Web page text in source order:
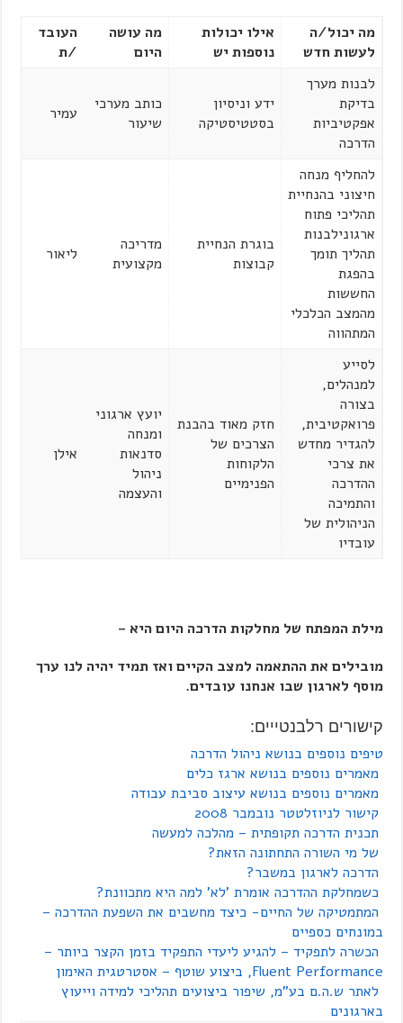
מה יכול/ה
לעשות חדש
אילו יכולות
נוספות יש
מה עושה
היום
העובד
/ת
לבנות מערך
בדיקת
אפקטיביות
הדרכה
ידע וניסיון
בסטטיסטיקה
כותב מערכי
שיעור
עמיר
להחליף מנחה
חיצוני בהנחיית
תהליכי פתוח
ארגונילבנות
תהליך תומך
בהפגת
החששות
מהמצב הכלכלי
המתהווה
בוגרת הנחיית
קבוצות
מדריכה
מקצועית
ליאור
לסייע
למנהלים,
בצורה
פרואקטיבית,
להגדיר מחדש
את צרכי
ההדרכה
והתמיכה
הניהולית של
עובדיו
חזק מאוד בהבנת
הצרכים של
הלקוחות
הפנימיים
יועץ ארגוני
ומנחה
סדנאות
ניהול
והעצמה
אילן
מילת המפתח של מחלקות הדרכה היום היא –
מובילים את ההתאמה למצב הקיים ואז תמיד יהיה לנו ערך
מוסף לארגון שבו אנחנו עובדים.
קישורים רלבנטייים:
טיפים נוספים בנושא ניהול הדרכה
מאמרים נוספים בנושא ארגז כלים
מאמרים נוספים בנושא עיצוב סביבת עבודה
קישור לניוזלטטר נובמבר 2008
תכנית הדרכה תקופתית – מהלכה למעשה
של מי השורה התחתונה הזאת?
הדרכה לארגון במשבר?
כשמחלקת ההדרכה אומרת 'לא' למה היא מתכוונת?
המתמטיקה של החיים- כיצד מחשבים את השפעת ההדרכה –
במונחים כספיים
הכשרה לתפקיד – להגיע ליעדי התפקיד בזמן הקצר ביותר –
Fluent Performance, ביצוע שוטף – אסטרטגית האימון
לאתר ש.ה.ם בע"מ, שיפור ביצועים תהליכי למידה וייעוץ
בארגונים